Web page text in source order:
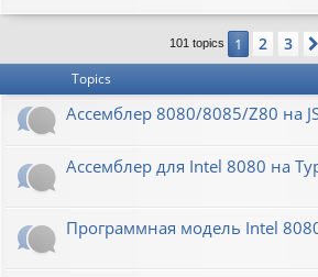
101 topics 1 2 3
Topics
Ассемблер 8080/8085/Z80 на
Ассемблер для Intel 8080 на
Программная модель Intel